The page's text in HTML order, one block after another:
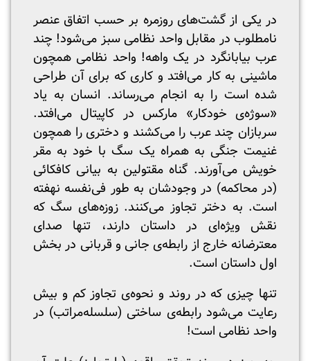
در یکی از گشت‌های روزمره بر حسب اتفاق عنصر
نامطلوب در مقابل واحد نظامی سبز می‌شود! چند
عرب بیابانگرد در یک واهه! واحد نظامی همچون
ماشینی به کار می‌افتد و کاری که برای آن طراحی
شده است را به انجام می‌رساند. انسان به یاد
«سوژه‌ی خودکار» مارکس در کاپیتال می‌افتد.
سربازان چند عرب را می‌کشند و دختری را همچون
غنیمت جنگی به همراه یک سگ با خود به مقر
خویش می‌آورند. گناه‌ مقتولین به بیانی کافکائی
(در محاکمه) در وجودشان به طور فی‌نفسه نهفته
است. به دختر تجاوز می‌کنند. زوزه‌های سگ که
نقش ویژه‌ای در داستان دارند، تنها صدای
معترضانه خارج از رابطه‌ی جانی و قربانی در بخش
اول داستان است.
تنها چیزی که در روند و نحوه‌ی تجاوز کم و بیش
رعایت می‌شود رابطه‌ی ساختی (سلسله‌مراتب) در
واحد نظامی است!